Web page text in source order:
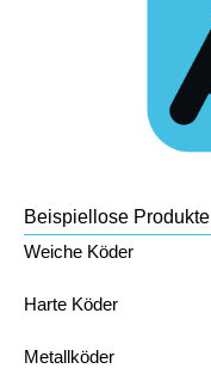
Beispiellose Produkte
Weiche Köder
Harte Köder
Metallköder